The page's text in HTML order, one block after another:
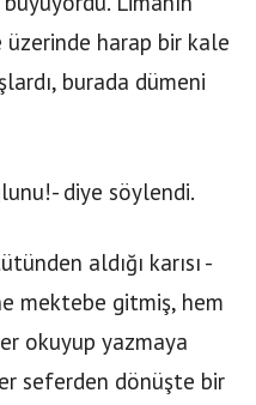
üzerinde harap bir kale
burada dümeni
diye söylendi.
aldığı karısı -
mektebe gitmiş, hem
okuyup yazmaya
seferden dönüşte bir